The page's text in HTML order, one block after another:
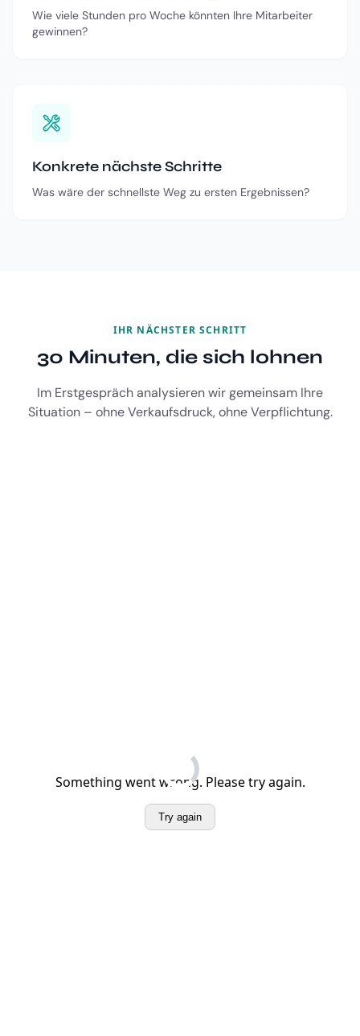
Wie viele Stunden pro Woche könnten Ihre Mitarbeiter
gewinnen?
Konkrete nächste Schritte
Was wäre der schnellste Weg zu ersten Ergebnissen?
IHR NÄCHSTER SCHRITT
30 Minuten, die sich lohnen
Im Erstgespräch analysieren wir gemeinsam Ihre
Situation – ohne Verkaufsdruck, ohne Verpflichtung.